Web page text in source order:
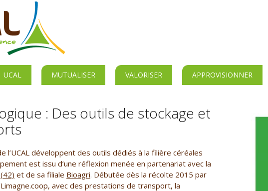
UCAL MUTUALISER VALORISER APPROVISIONNER
: Des outils de stockage et
l’UCAL développent des outils dédiés à la filière céréales
est issu d’une réflexion menée en partenariat avec la
et de sa filiale Bioagri. Débutée dès la récolte 2015 par
avec des prestations de transport, la